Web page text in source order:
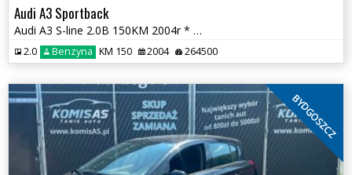
Audi A3 Sportback
Audi A3 S-line 2.0B 150KM 2004r * półskóry grzane fotele klima * TORUŃ
2.0 Benzyna KM 150 2004 264500
BYDGOSZCZ